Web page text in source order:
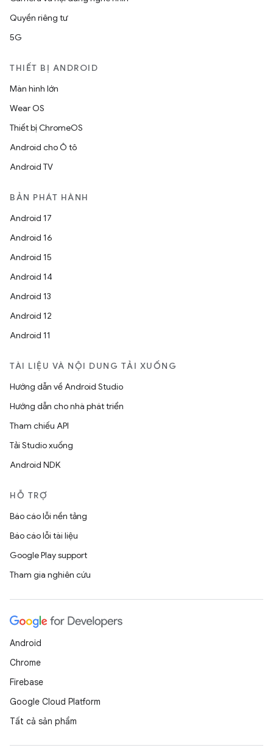
Quyền riêng tư
5G
THIẾT BỊ ANDROID
Màn hình lớn
Wear OS
Thiết bị ChromeOS
Android cho Ô tô
Android TV
BẢN PHÁT HÀNH
Android 17
Android 16
Android 15
Android 14
Android 13
Android 12
Android 11
TÀI LIỆU VÀ NỘI DUNG TẢI XUỐNG
Hướng dẫn về Android Studio
Hướng dẫn cho nhà phát triển
Tham chiếu API
Tải Studio xuống
Android NDK
HỖ TRỢ
Báo cáo lỗi nền tảng
Báo cáo lỗi tài liệu
Google Play support
Tham gia nghiên cứu
Android
Chrome
Firebase
Google Cloud Platform
Tất cả sản phẩm